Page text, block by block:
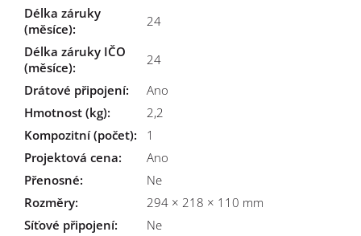
Délka záruky
(měsíce):
24
Délka záruky IČO
(měsíce):
24
Drátové připojení:
Ano
Hmotnost (kg):
2,2
Kompozitní (počet):
1
Projektová cena:
Ano
Přenosné:
Ne
Rozměry:
294 × 218 × 110 mm
Síťové připojení:
Ne